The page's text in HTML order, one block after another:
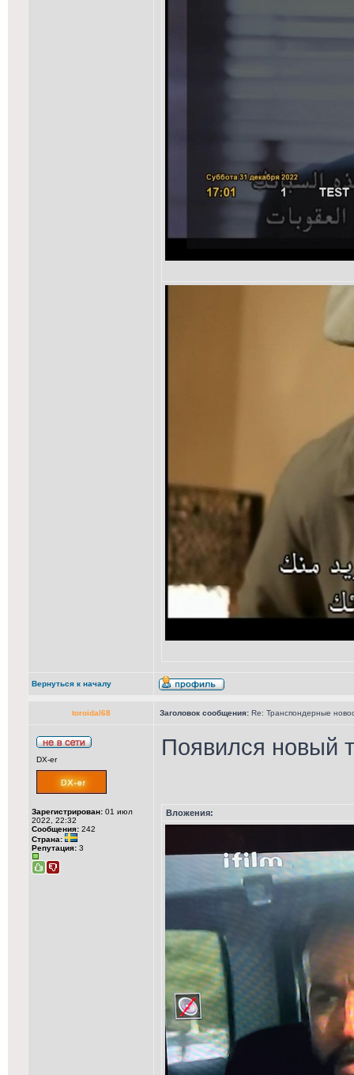
Вернуться к началу
toroidal68 Заголовок сообщения: Re: Транспондерные
DX-er
Зарегистрирован: 01 июл
2022, 22:32
Сообщения: 242
Страна:
Репутация: 3
Появился новый
Вложения: